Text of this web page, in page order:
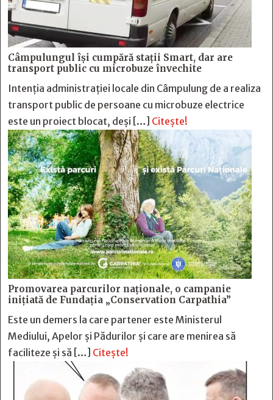
Câmpulungul îşi cumpără staţii Smart, dar are
transport public cu microbuze învechite
Intenția administrației locale din Câmpulung de a realiza
transport public de persoane cu microbuze electrice
este un proiect blocat, deși […] Citește!
Promovarea parcurilor naționale, o campanie
inițiată de Fundația „Conservation Carpathia”
Este un demers la care partener este Ministerul
Mediului, Apelor și Pădurilor și care are menirea să
faciliteze și să […] Citește!